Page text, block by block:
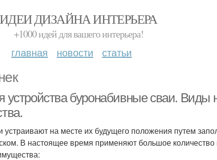
ИДЕИ ДИЗАЙНА ИНТЕРЬЕРА
+1000 идей для вашего интерьера!
главная новости статьи
устройства буронабивные сваи. Виды
на месте их будущего положения пу­тем
В настоящее время применяют большое